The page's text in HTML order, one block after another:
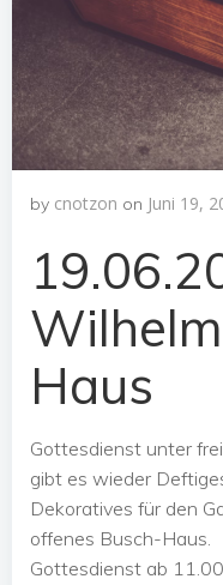
by cnotzon on Juni 19,
Haus
Gottesdienst unter
gibt es wieder
Dekoratives für den
offenes Busch-Haus.
Gottesdienst ab